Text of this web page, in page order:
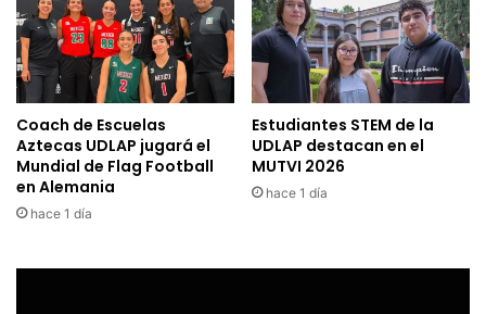
Coach de Escuelas
Aztecas UDLAP jugará el
Mundial de Flag Football
en Alemania
hace 1 día
Estudiantes STEM de la
UDLAP destacan en el
MUTVI 2026
hace 1 día